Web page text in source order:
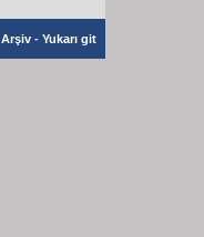
Arşiv - Yukarı git